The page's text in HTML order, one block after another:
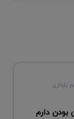
دارم